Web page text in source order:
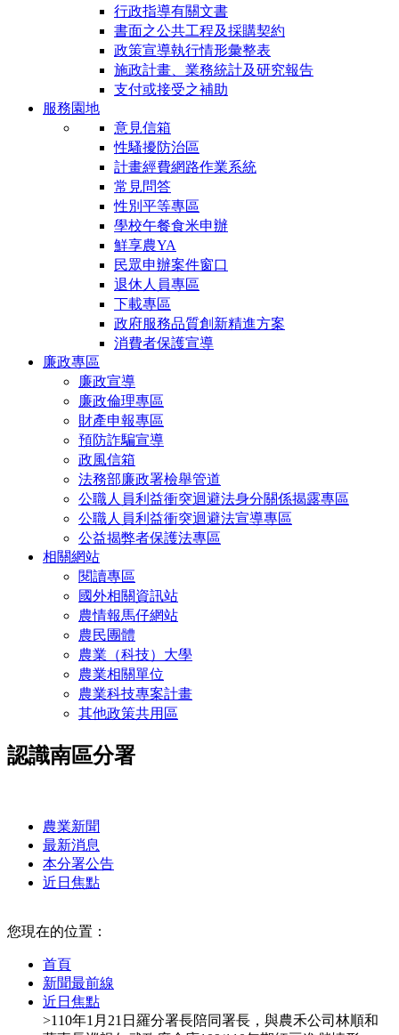
行政指導有關文書
書面之公共工程及採購契約
政策宣導執行情形彙整表
施政計畫、業務統計及研究報告
支付或接受之補助
服務園地
意見信箱
性騷擾防治區
計畫經費網路作業系統
常見問答
性別平等專區
學校午餐食米申辦
鮮享農YA
民眾申辦案件窗口
退休人員專區
下載專區
政府服務品質創新精進方案
消費者保護宣導
廉政專區
廉政宣導
廉政倫理專區
財產申報專區
預防詐騙宣導
政風信箱
法務部廉政署檢舉管道
公職人員利益衝突迴避法身分關係揭露專區
公職人員利益衝突迴避法宣導專區
公益揭弊者保護法專區
相關網站
閱讀專區
國外相關資訊站
農情報馬仔網站
農民團體
農業（科技）大學
農業相關單位
農業科技專案計畫
其他政策共用區
認識南區分署
農業新聞
最新消息
本分署公告
近日焦點
您現在的位置：
首頁
新聞最前線
近日焦點
>110年1月21日羅分署長陪同署長，與農禾公司林順和